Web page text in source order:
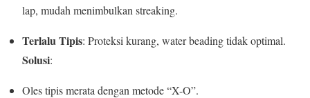
lap, mudah menimbulkan streaking.
Terlalu Tipis: Proteksi kurang, water beading tidak optimal.
Solusi:
Oles tipis merata dengan metode “X-O”.